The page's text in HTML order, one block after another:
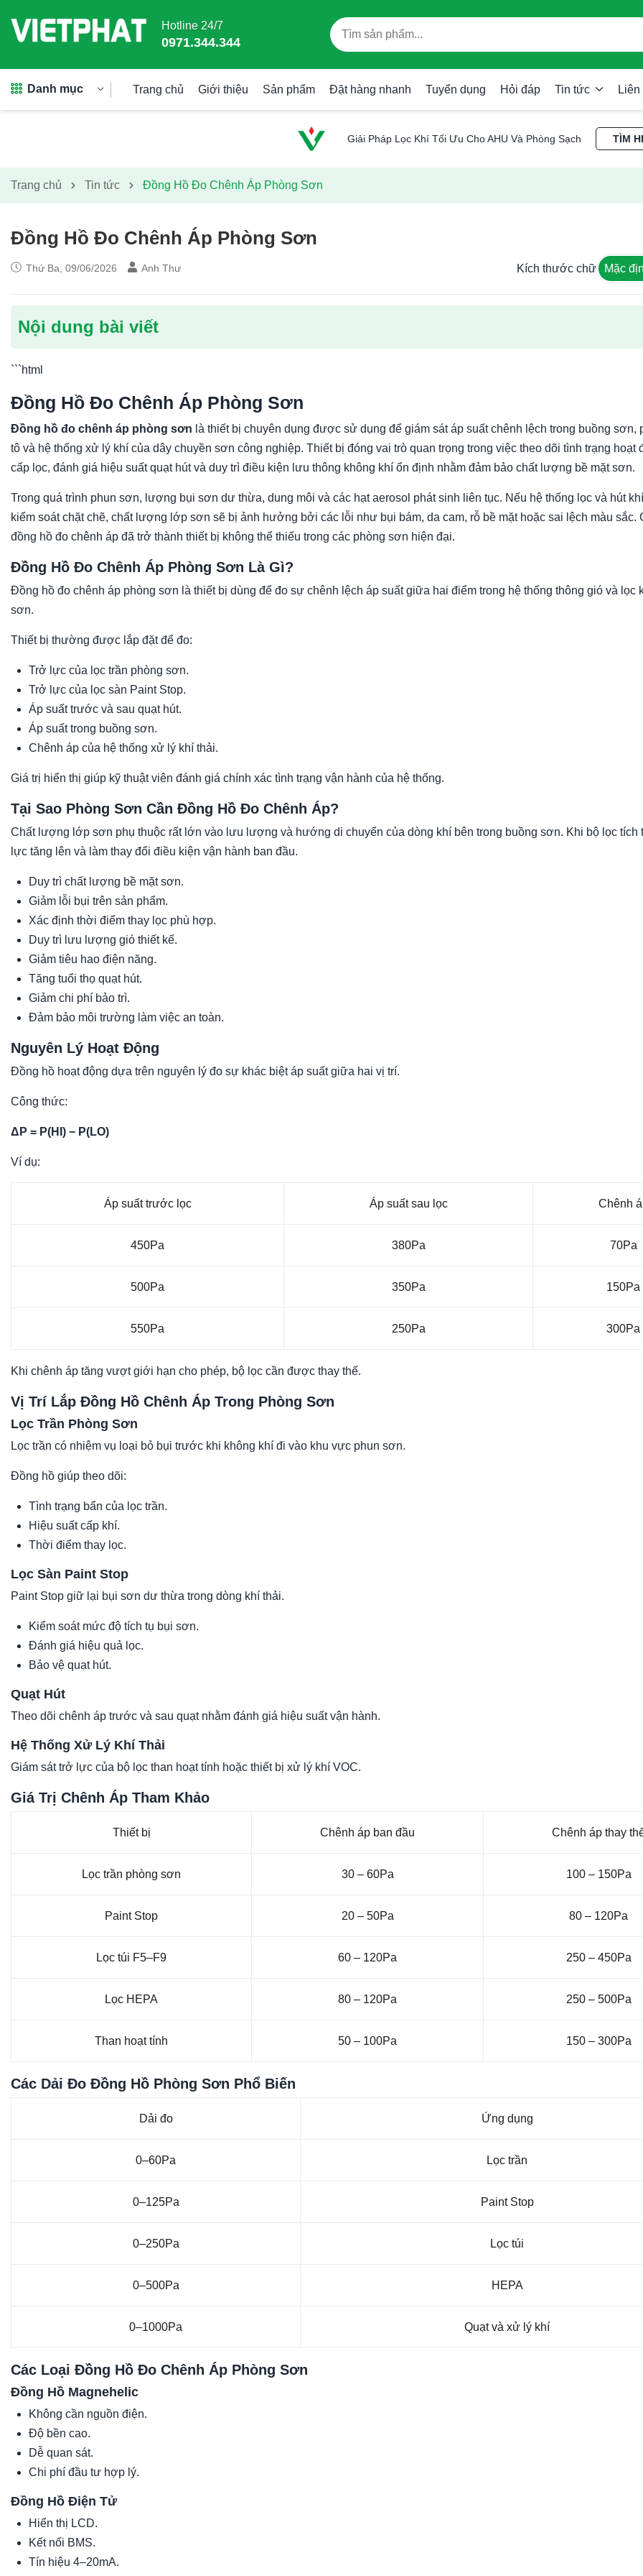
Hotline 24/7
0971.344.344
Danh mục Trang chủ Giới thiệu Sản phẩm Đặt hàng nhanh Tuyển dụng Hỏi đáp Tin tức Liên
Giải Pháp Lọc Khí Tối Ưu Cho AHU Và Phòng Sạch TÌM
Trang chủ Tin tức Đồng Hồ Đo Chênh Áp Phòng Sơn
Đồng Hồ Đo Chênh Áp Phòng Sơn
Thứ Ba, 09/06/2026 Anh Thư Kích thước chữ Mặc
Nội dung bài viết
```html
Đồng Hồ Đo Chênh Áp Phòng Sơn
Đồng hồ đo chênh áp phòng sơn là thiết bị chuyên dụng được sử dụng để giám sát áp suất chênh lệch trong buồng sơn,
tô và hệ thống xử lý khí của dây chuyền sơn công nghiệp. Thiết bị đóng vai trò quan trọng trong việc theo dõi tình trạng hoạt
cấp lọc, đánh giá hiệu suất quạt hút và duy trì điều kiện lưu thông không khí ổn định nhằm đảm bảo chất lượng bề mặt sơn.
Trong quá trình phun sơn, lượng bụi sơn dư thừa, dung môi và các hạt aerosol phát sinh liên tục. Nếu hệ thống lọc và hút
kiểm soát chặt chẽ, chất lượng lớp sơn sẽ bị ảnh hưởng bởi các lỗi như bụi bám, da cam, rỗ bề mặt hoặc sai lệch màu sắc.
đồng hồ đo chênh áp đã trở thành thiết bị không thể thiếu trong các phòng sơn hiện đại.
Đồng Hồ Đo Chênh Áp Phòng Sơn Là Gì?
Đồng hồ đo chênh áp phòng sơn là thiết bị dùng để đo sự chênh lệch áp suất giữa hai điểm trong hệ thống thông gió và lọc
sơn.
Thiết bị thường được lắp đặt để đo:
Trở lực của lọc trần phòng sơn.
Trở lực của lọc sàn Paint Stop.
Áp suất trước và sau quạt hút.
Áp suất trong buồng sơn.
Chênh áp của hệ thống xử lý khí thải.
Giá trị hiển thị giúp kỹ thuật viên đánh giá chính xác tình trạng vận hành của hệ thống.
Tại Sao Phòng Sơn Cần Đồng Hồ Đo Chênh Áp?
Chất lượng lớp sơn phụ thuộc rất lớn vào lưu lượng và hướng di chuyển của dòng khí bên trong buồng sơn. Khi bộ lọc tích
lực tăng lên và làm thay đổi điều kiện vận hành ban đầu.
Duy trì chất lượng bề mặt sơn.
Giảm lỗi bụi trên sản phẩm.
Xác định thời điểm thay lọc phù hợp.
Duy trì lưu lượng gió thiết kế.
Giảm tiêu hao điện năng.
Tăng tuổi thọ quạt hút.
Giảm chi phí bảo trì.
Đảm bảo môi trường làm việc an toàn.
Nguyên Lý Hoạt Động
Đồng hồ hoạt động dựa trên nguyên lý đo sự khác biệt áp suất giữa hai vị trí.
Công thức:
ΔP = P(HI) − P(LO)
Ví dụ:
Áp suất trước lọc Áp suất sau lọc Chênh
450Pa 380Pa 70Pa
500Pa 350Pa 150Pa
550Pa 250Pa 300Pa
Khi chênh áp tăng vượt giới hạn cho phép, bộ lọc cần được thay thế.
Vị Trí Lắp Đồng Hồ Chênh Áp Trong Phòng Sơn
Lọc Trần Phòng Sơn
Lọc trần có nhiệm vụ loại bỏ bụi trước khi không khí đi vào khu vực phun sơn.
Đồng hồ giúp theo dõi:
Tình trạng bẩn của lọc trần.
Hiệu suất cấp khí.
Thời điểm thay lọc.
Lọc Sàn Paint Stop
Paint Stop giữ lại bụi sơn dư thừa trong dòng khí thải.
Kiểm soát mức độ tích tụ bụi sơn.
Đánh giá hiệu quả lọc.
Bảo vệ quạt hút.
Quạt Hút
Theo dõi chênh áp trước và sau quạt nhằm đánh giá hiệu suất vận hành.
Hệ Thống Xử Lý Khí Thải
Giám sát trở lực của bộ lọc than hoạt tính hoặc thiết bị xử lý khí VOC.
Giá Trị Chênh Áp Tham Khảo
Thiết bị Chênh áp ban đầu Chênh áp thay
Lọc trần phòng sơn 30 – 60Pa 100 – 150Pa
Paint Stop 20 – 50Pa 80 – 120Pa
Lọc túi F5–F9 60 – 120Pa 250 – 450Pa
Lọc HEPA 80 – 120Pa 250 – 500Pa
Than hoạt tính 50 – 100Pa 150 – 300Pa
Các Dải Đo Đồng Hồ Phòng Sơn Phổ Biến
Dải đo Ứng dụng
0–60Pa Lọc trần
0–125Pa Paint Stop
0–250Pa Lọc túi
0–500Pa HEPA
0–1000Pa Quạt và xử lý khí
Các Loại Đồng Hồ Đo Chênh Áp Phòng Sơn
Đồng Hồ Magnehelic
Không cần nguồn điện.
Độ bền cao.
Dễ quan sát.
Chi phí đầu tư hợp lý.
Đồng Hồ Điện Tử
Hiển thị LCD.
Kết nối BMS.
Tín hiệu 4–20mA.